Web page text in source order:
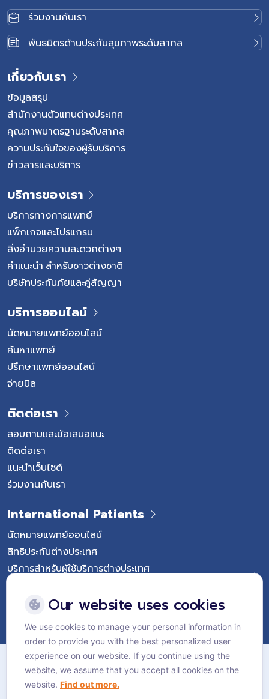
ร่วมงานกับเรา
พันธมิตรด้านประกันสุขภาพระดับสากล
เกี่ยวกับเรา
ข้อมูลสรุป
สำนักงานตัวแทนต่างประเทศ
คุณภาพมาตรฐานระดับสากล
ความประทับใจของผู้รับบริการ
ข่าวสารและบริการ
บริการของเรา
บริการทางการแพทย์
แพ็กเกจและโปรแกรม
สิ่งอำนวยความสะดวกต่างๆ
คำแนะนำ สำหรับชาวต่างชาติ
บริษัทประกันภัยและคู่สัญญา
บริการออนไลน์
นัดหมายแพทย์ออนไลน์
ค้นหาแพทย์
ปรึกษาแพทย์ออนไลน์
จ่ายบิล
ติดต่อเรา
สอบถามและข้อเสนอแนะ
ติดต่อเรา
แนะนำเว็บไซต์
ร่วมงานกับเรา
International Patients
นัดหมายแพทย์ออนไลน์
สิทธิประกันต่างประเทศ
บริการสำหรับผู้ใช้บริการต่างประเทศ
Follow Vejthani International Hospital
แผนผังเว็บไซต์
นโยบายส่วนบุคคล
Our website uses cookies
We use cookies to manage your personal information in
order to provide you with the best personalized user
experience on our website. If you continue using the
website, we assume that you accept all cookies on the
website. Find out more.